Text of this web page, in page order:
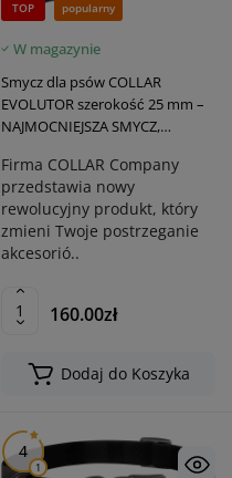
TOP popularny
W magazynie
Smycz dla psów COLLAR
EVOLUTOR szerokość 25 mm –
NAJMOCNIEJSZA SMYCZ,
Firma COLLAR Company
przedstawia nowy
rewolucyjny produkt, który
zmieni Twoje postrzeganie
akcesorió..
160.00zł
Dodaj do Koszyka
4
1